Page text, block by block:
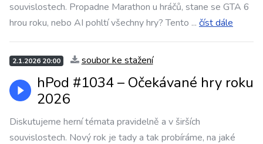
souvislostech. Propadne Marathon u hráčů, stane se GTA 6
hrou roku, nebo AI pohltí všechny hry? Tento ... číst dále
2.1.2026 20:00 soubor ke stažení
hPod #1034 – ⁠⁠⁠⁠⁠⁠Očekávané hry roku
2026
Diskutujeme herní témata pravidelně a v širších
souvislostech. Nový rok je tady a tak probíráme, na jaké